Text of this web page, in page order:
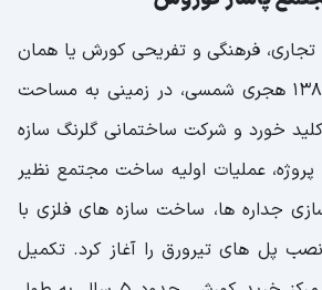
کورش
های مختلف مجتمع تجاری،
کورش
مرکز خرید کورش
واحد های اداری کورش
پارکینگ مجتمع کورش
فرهنگی و تفریحی کورش یا همان
در سال 1388 هجری شمسی، در زمینی به مساحت
کلید خورد و شرکت ساختمانی گلرنگ سازه
عملیات اولیه ساخت مجتمع نظیر
جداره ها، ساخت سازه های فلزی با
پل های تیرورق را آغاز کرد. تکمیل